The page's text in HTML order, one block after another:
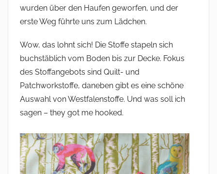
wurden über den Haufen geworfen, und der
erste Weg führte uns zum Lädchen.
Wow, das lohnt sich! Die Stoffe stapeln sich
buchstäblich vom Boden bis zur Decke. Fokus
des Stoffangebots sind Quilt- und
Patchworkstoffe, daneben gibt es eine schöne
Auswahl von Westfalenstoffe. Und was soll ich
sagen – they got me hooked.